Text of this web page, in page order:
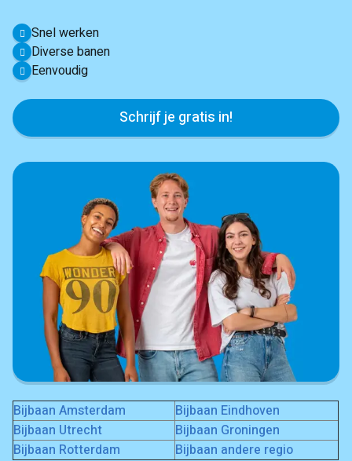
Snel werken
Diverse banen
Eenvoudig
Schrijf je gratis in!
Bijbaan Amsterdam
Bijbaan Eindhoven
Bijbaan Utrecht
Bijbaan Groningen
Bijbaan Rotterdam
Bijbaan andere regio